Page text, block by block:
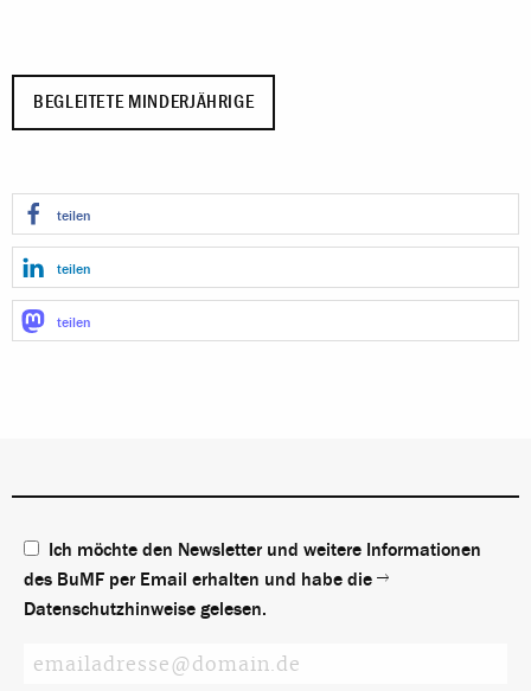
BEGLEITETE MINDERJÄHRIGE
teilen
teilen
teilen
Ich möchte den Newsletter und weitere Informationen
des BuMF per Email erhalten und habe die
Datenschutzhinweise gelesen.